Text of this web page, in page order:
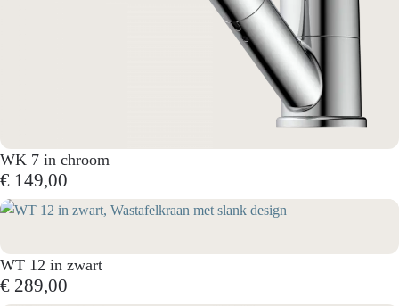
WK 7 in chroom
€ 149,00
WT 12 in zwart
€ 289,00